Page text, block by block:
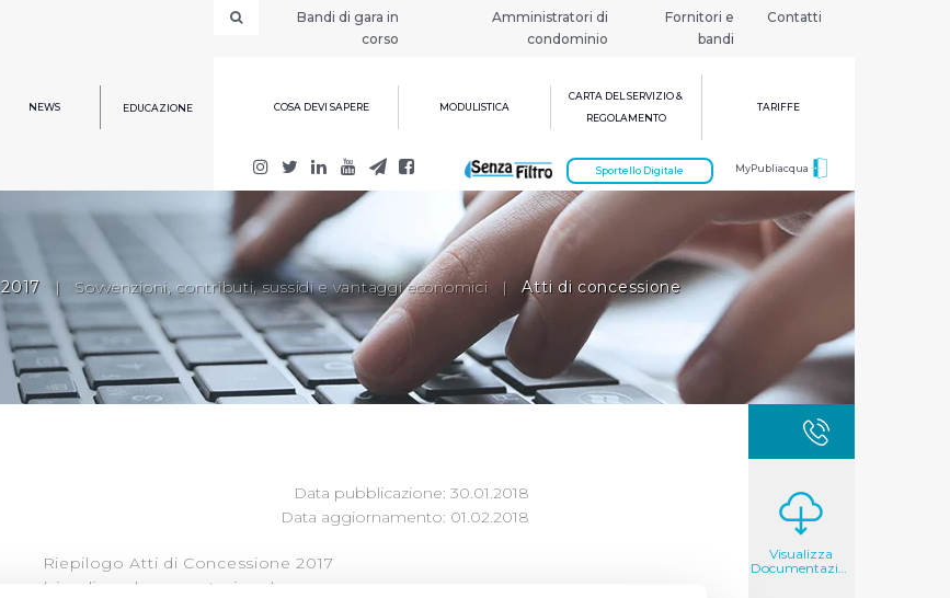
Bandi di gara in
corso
Amministratori di
condominio
Fornitori e
bandi
Contatti
NEWS EDUCAZIONE COSA DEVI SAPERE MODULISTICA
CARTA DEL SERVIZIO &
REGOLAMENTO
TARIFFE
MyPubliacqua
Sportello Digitale
2017 | Sovvenzioni, contributi, sussidi e vantaggi economici | Atti di concessione
Data pubblicazione: 30.01.2018
Data aggiornamento: 01.02.2018
Riepilogo Atti di Concessione 2017
(visualizza documentazione)
Visualizza
Documentazione